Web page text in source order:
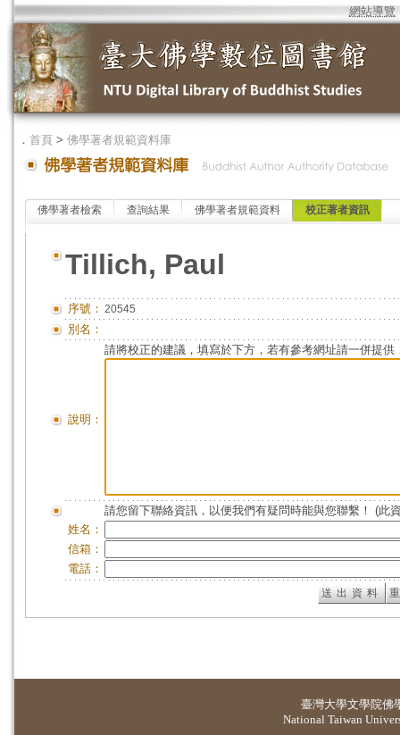
網站導覽
． 首頁 > 佛學著者規範資料庫
佛學著者檢索 查詢結果 佛學著者規範資料 校正著者資訊
Tillich, Paul
序號： 20545
別名：
說明：
請將校正的建議，填寫於下方，若有參考網址請一併提供
請您留下聯絡資訊，以便我們有疑問時能與您聯繫！ (此
姓名：
信箱：
電話：
臺灣大學文學院佛
National Taiwan